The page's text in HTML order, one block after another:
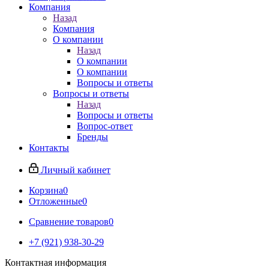
Компания
Назад
Компания
О компании
Назад
О компании
О компании
Вопросы и ответы
Вопросы и ответы
Назад
Вопросы и ответы
Вопрос-ответ
Бренды
Контакты
Личный кабинет
Корзина0
Отложенные0
Сравнение товаров0
+7 (921) 938-30-29
Контактная информация